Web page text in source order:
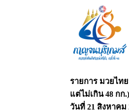
รายการ มวยไท
แต่ไม่เกิน 48 กก
วันที่ 21 สิงหาคม